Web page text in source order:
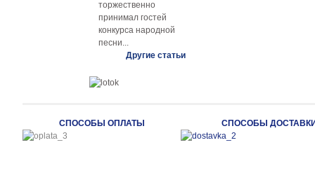
торжественно
принимал гостей
конкурса народной
песни...
Другие статьи
СПОСОБЫ ОПЛАТЫ СПОСОБЫ